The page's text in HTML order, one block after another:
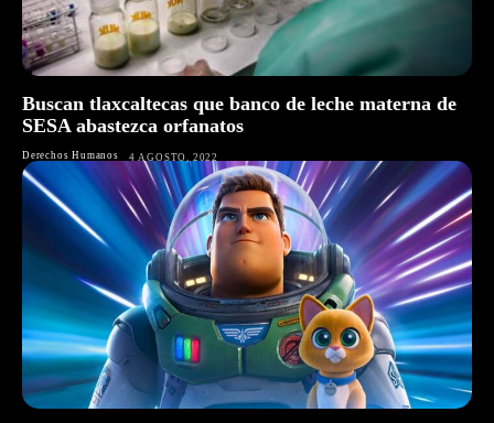
Buscan tlaxcaltecas que banco de leche materna de
SESA abastezca orfanatos
Derechos Humanos 4 AGOSTO, 2022